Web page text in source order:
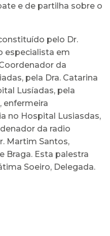
e de partilha sobre o
pelo Dr.
especialista em
da
pela Dra. Catarina
Lusíadas, pela
enfermeira
no Hospital Lusiasdas,
da radio
Martim Santos,
Braga. Esta palestra
Soeiro, Delegada.